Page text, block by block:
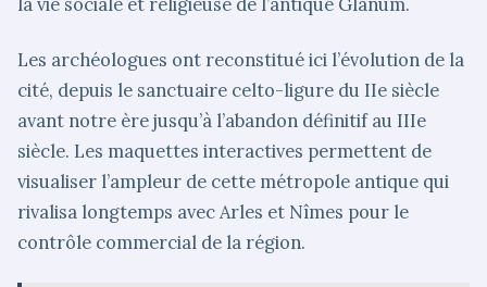
Les archéologues ont reconstitué ici l’évolution de la
cité, depuis le sanctuaire celto-ligure du IIe siècle
avant notre ère jusqu’à l’abandon définitif au IIIe
siècle. Les maquettes interactives permettent de
visualiser l’ampleur de cette métropole antique qui
rivalisa longtemps avec Arles et Nîmes pour le
contrôle commercial de la région.